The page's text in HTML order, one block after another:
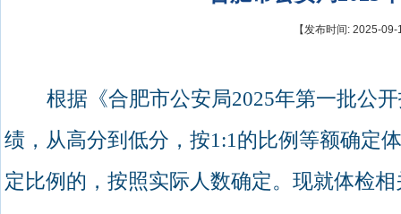
【发布时间: 2025-
根据《合肥市公安局2025年第一批公
绩，从高分到低分，按1:1 的比例等额确定
定比例的，按照实际人数确定。现就体检